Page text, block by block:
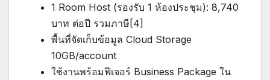
1 Room Host (รองรับ 1 ห้องประชุม): 8,740
บาท ต่อปี รวมภาษี[4]
พื้นที่จัดเก็บข้อมูล Cloud Storage
10GB/account
ใช้งานพร้อมฟีเจอร์ Business Package ใน